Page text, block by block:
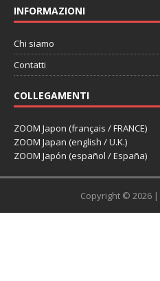
INFORMAZIONI
Chi siamo
Contatti
COLLEGAMENTI
ZOOM Japon (français / FRANCE)
ZOOM Japan (english / U.K.)
ZOOM Japón (español / España)
Copyright © 2026 |